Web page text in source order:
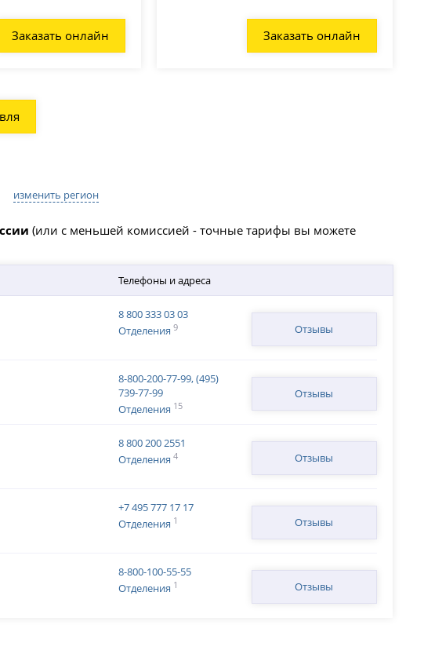
Заказать онлайн Заказать онлайн
изменить регион
(или с меньшей комиссией - точные тарифы вы можете
Телефоны и адреса
8 800 333 03 03
Отделения 9 Отзывы
8-800-200-77-99, (495)
739-77-99
Отделения 15
Отзывы
8 800 200 2551
Отделения 4 Отзывы
+7 495 777 17 17
Отделения 1 Отзывы
8-800-100-55-55
Отделения 1 Отзывы